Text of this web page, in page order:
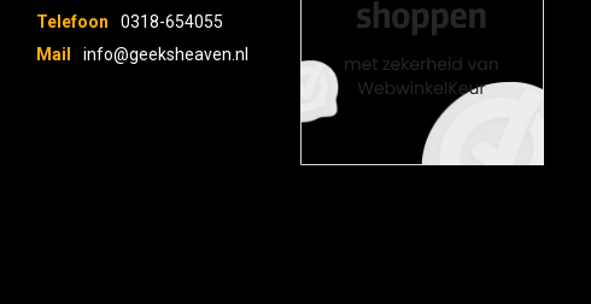
Telefoon
0318-654055
Mail
info@geeksheaven.nl